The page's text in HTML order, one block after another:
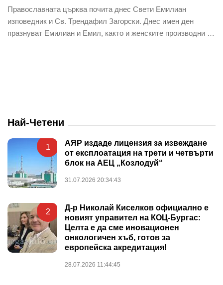
Православната църква почита днес Свети Емилиан
изповедник и Св. Трендафил Загорски. Днес имен ден
празнуват Емилиан и Емил, както и женските производни …
Най-Четени
1
АЯР издаде лицензия за извеждане
от експлоатация на трети и четвърти
блок на АЕЦ „Козлодуй“
31.07.2026 20:34:43
2
Д-р Николай Киселков официално е
новият управител на КОЦ-Бургас:
Целта е да сме иновационен
онкологичен хъб, готов за
европейска акредитация!
28.07.2026 11:44:45